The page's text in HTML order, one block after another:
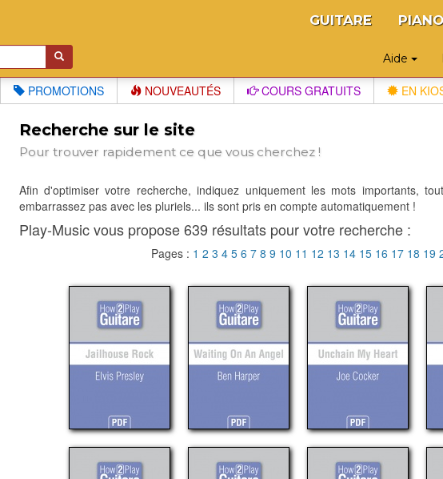
GUITARE PIANO
Aide
PROMOTIONS NOUVEAUTÉS COURS GRATUITS EN
Recherche sur le site
Pour trouver rapidement ce que vous cherchez !
Afin d'optimiser votre recherche, indiquez uniquement les mots importants,
embarrassez pas avec les pluriels... ils sont pris en compte automatiquement !
Play-Music vous propose 639 résultats pour votre recherche :
Pages : 1 2 3 4 5 6 7 8 9 10 11 12 13 14 15 16 17 18 19